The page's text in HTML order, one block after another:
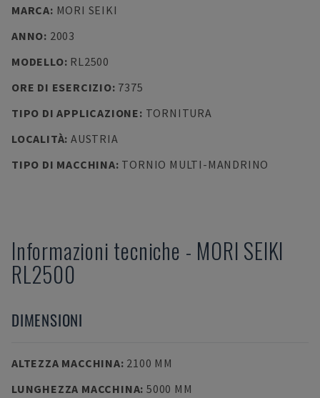
MARCA: MORI SEIKI
ANNO: 2003
MODELLO: RL2500
ORE DI ESERCIZIO: 7375
TIPO DI APPLICAZIONE: TORNITURA
LOCALITÀ: AUSTRIA
TIPO DI MACCHINA: TORNIO MULTI-MANDRINO
Informazioni tecniche - MORI SEIKI
RL2500
DIMENSIONI
ALTEZZA MACCHINA: 2100 MM
LUNGHEZZA MACCHINA: 5000 MM